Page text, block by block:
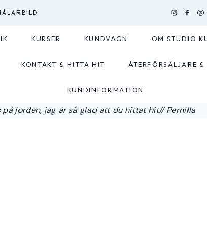
KURSER KUNDVAGN OM STUDIO
KONTAKT & HITTA HIT ÅTERFÖRSÄLJARE &
KUNDINFORMATION
jorden, jag är så glad att du hittat hit// Pernilla